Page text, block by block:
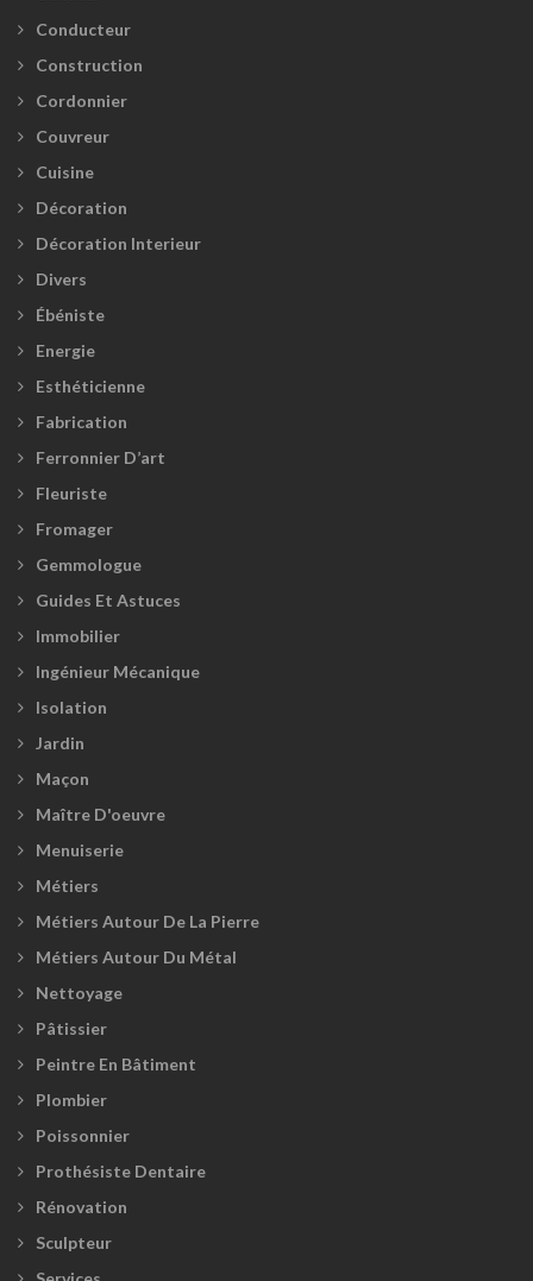
Conducteur
Construction
Cordonnier
Couvreur
Cuisine
Décoration
Décoration Interieur
Divers
Ébéniste
Energie
Esthéticienne
Fabrication
Ferronnier D’art
Fleuriste
Fromager
Gemmologue
Guides Et Astuces
Immobilier
Ingénieur Mécanique
Isolation
Jardin
Maçon
Maître D'oeuvre
Menuiserie
Métiers
Métiers Autour De La Pierre
Métiers Autour Du Métal
Nettoyage
Pâtissier
Peintre En Bâtiment
Plombier
Poissonnier
Prothésiste Dentaire
Rénovation
Sculpteur